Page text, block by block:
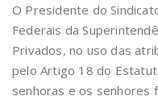
O Presidente do
Federais da
Privados, no uso das
pelo Artigo 18 do
senhoras e os senhores